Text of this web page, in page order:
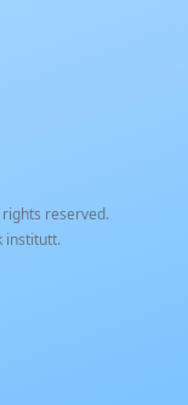
rights reserved.
institutt.